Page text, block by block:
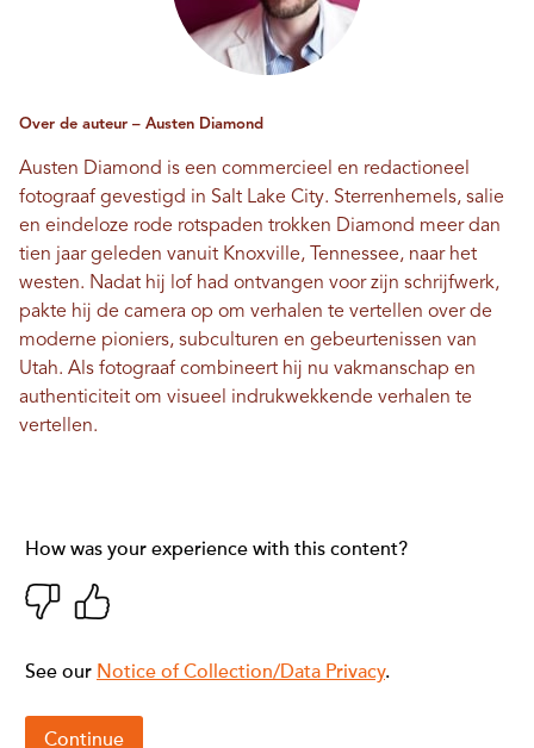
Over de auteur – Austen Diamond
Austen Diamond is een commercieel en redactioneel
fotograaf gevestigd in Salt Lake City. Sterrenhemels, salie
en eindeloze rode rotspaden trokken Diamond meer dan
tien jaar geleden vanuit Knoxville, Tennessee, naar het
westen. Nadat hij lof had ontvangen voor zijn schrijfwerk,
pakte hij de camera op om verhalen te vertellen over de
moderne pioniers, subculturen en gebeurtenissen van
Utah. Als fotograaf combineert hij nu vakmanschap en
authenticiteit om visueel indrukwekkende verhalen te
vertellen.